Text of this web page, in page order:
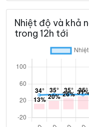
Nhiệt độ và khả
trong 12h tới